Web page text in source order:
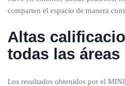
comparten el espacio de manera
Altas
todas las áreas
Los resultados obtenidos por el